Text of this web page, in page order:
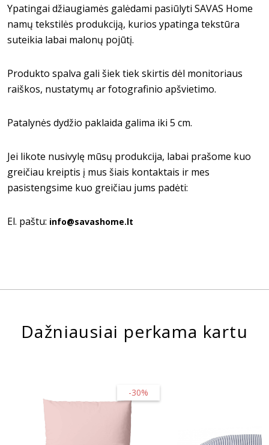
Ypatingai džiaugiamės galėdami pasiūlyti SAVAS Home
namų tekstilės produkciją, kurios ypatinga tekstūra
suteikia labai malonų pojūtį.
Produkto spalva gali šiek tiek skirtis dėl monitoriaus
raiškos, nustatymų ar fotografinio apšvietimo.
Patalynės dydžio paklaida galima iki 5 cm.
Jei likote nusivylę mūsų produkcija, labai prašome kuo
greičiau kreiptis į mus šiais kontaktais ir mes
pasistengsime kuo greičiau jums padėti:
El. paštu: info@savashome.lt
Dažniausiai perkama kartu
-30%